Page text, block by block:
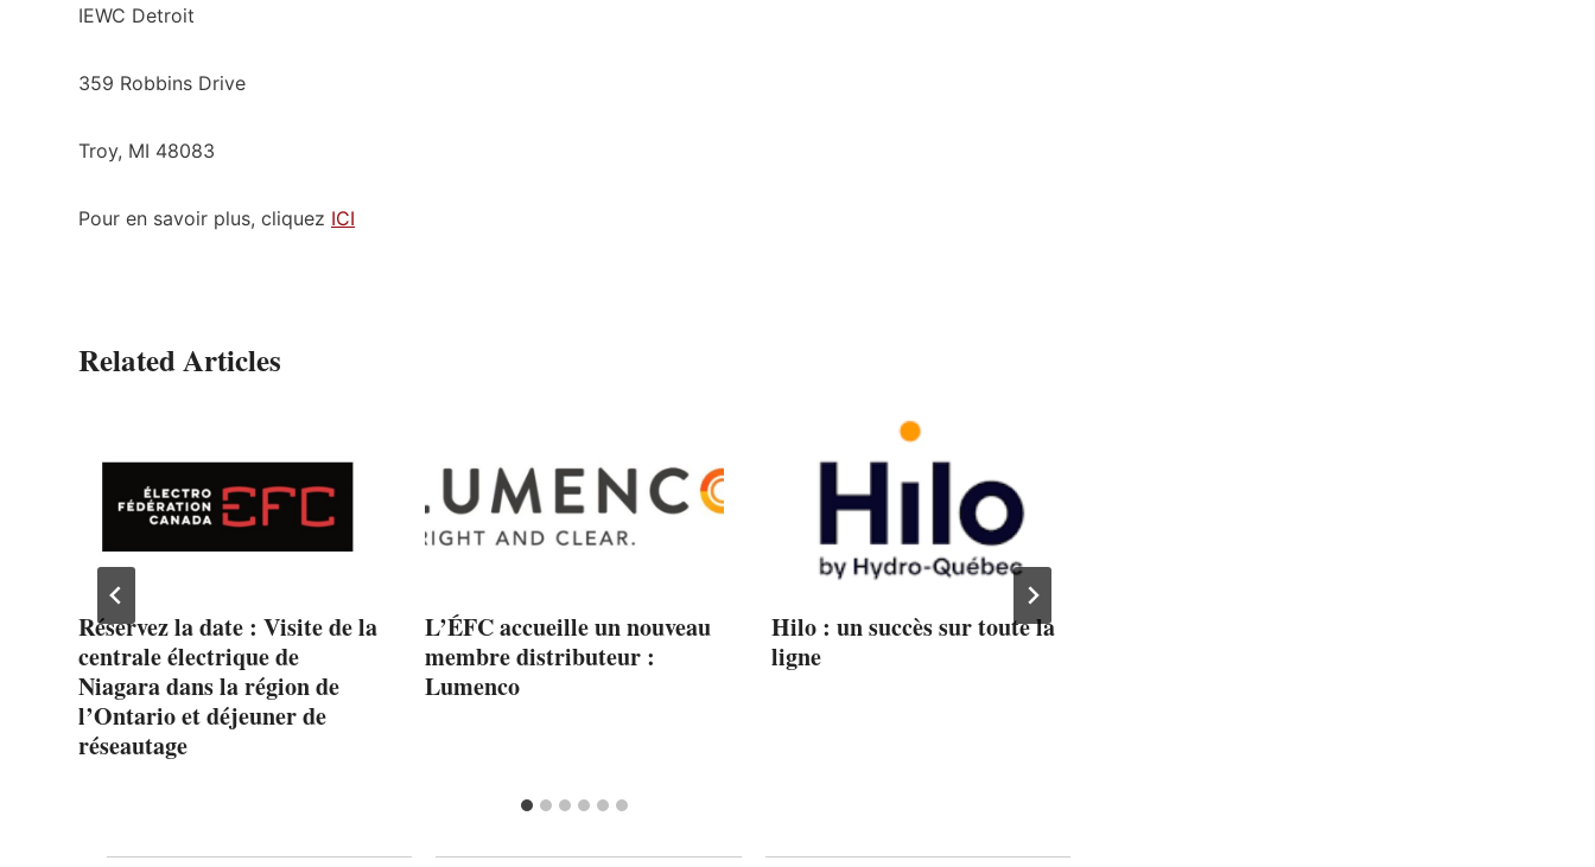
IEWC Detroit
359 Robbins Drive
Troy, MI 48083
Pour en savoir plus, cliquez ICI
Related Articles
Réservez la date : Visite de la
centrale électrique de
Niagara dans la région de
l’Ontario et déjeuner de
réseautage
L’ÉFC accueille un nouveau
membre distributeur :
Lumenco
Hilo : un succès sur toute la
ligne